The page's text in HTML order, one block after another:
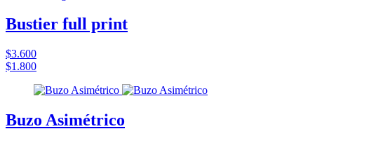
Bustier full print
$3.600
$1.800
Buzo Asimétrico